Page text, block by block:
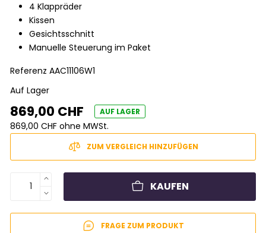
4 Klappräder
Kissen
Gesichtsschnitt
Manuelle Steuerung im Paket
ReferenzAAC11106W1
Auf Lager
869,00 CHF AUF LAGER
869,00 CHF ohne MWSt.
ZUM VERGLEICH HINZUFÜGEN
KAUFEN
FRAGE ZUM PRODUKT